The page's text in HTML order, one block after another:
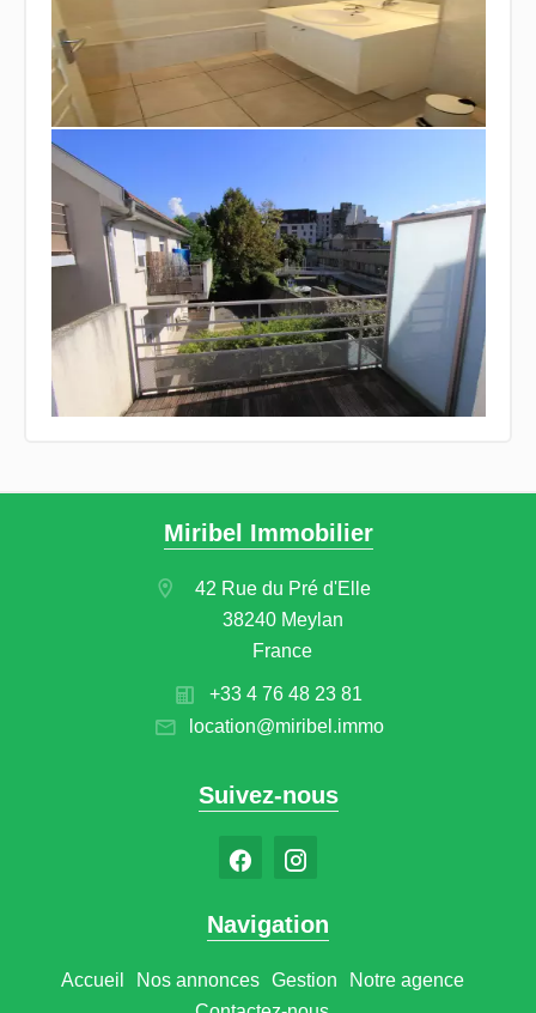
Miribel Immobilier
42 Rue du Pré d'Elle
38240 Meylan
France
+33 4 76 48 23 81
location@miribel.immo
Suivez-nous
Navigation
Accueil Nos annonces Gestion
Notre agence